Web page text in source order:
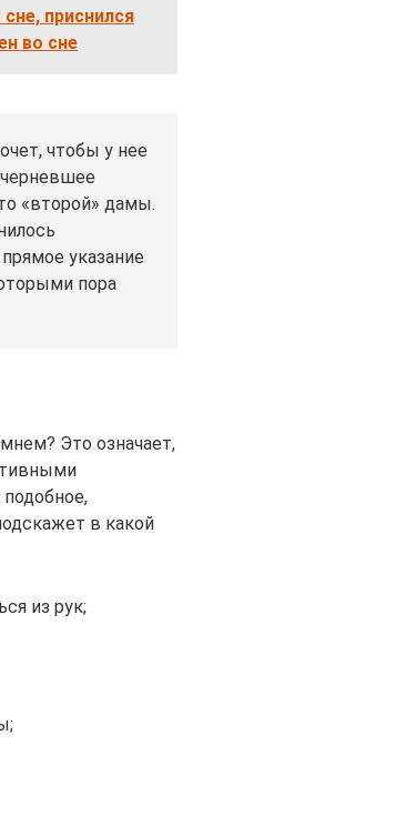
приснился
во сне
чтобы у нее
«второй» дамы.
указание
пора
Это означает,
в какой
из рук;